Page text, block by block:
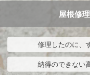
屋根修
修理したのに、
納得のできない